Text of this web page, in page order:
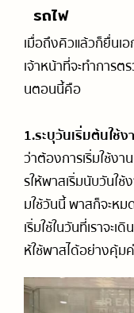
รถไฟ
เมื่อถึงคิวแล้วก็ยื่นเ
เจ้าหน้าที่จะทำการ
นตอนนี้คือ
1.ระบุวันเริ่มต้นใช้
ว่าต้องการเริ่มใช้ง
รให้พาสเริ่มนับวันใช้
มใช้วันนี้ พาสก็จะหม
เริ่มใช้ในวันที่เราจะเ
ห้ใช้พาสได้อย่างคุ้ม